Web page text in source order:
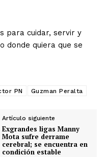
para cuidar, servir y
donde quiera que se
PN Guzman Peralta
Artículo siguiente
Exgrandes ligas Manny
Mota sufre derrame
cerebral; se encuentra en
condición estable